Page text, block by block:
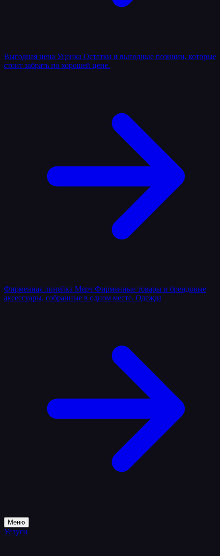
Выгодная цена Уценка Остатки и выгодные позиции, которые
стоит забрать по хорошей цене.
Фирменная линейка Мерч Фирменные товары и брендовые
аксессуары, собранные в одном месте. Одежда
Меню
Услуги